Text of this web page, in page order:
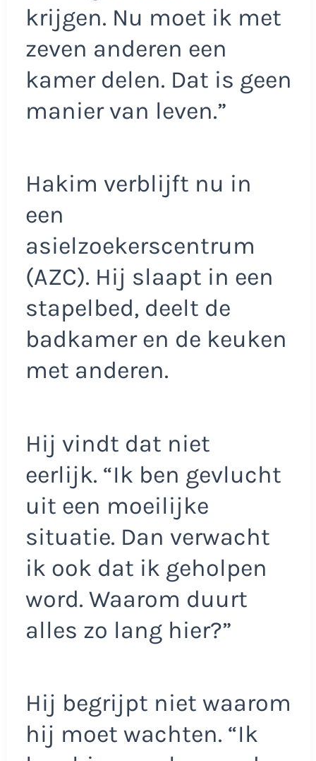
krijgen. Nu moet ik met
zeven anderen een
kamer delen. Dat is geen
manier van leven.”
Hakim verblijft nu in
een
asielzoekerscentrum
(AZC). Hij slaapt in een
stapelbed, deelt de
badkamer en de keuken
met anderen.
Hij vindt dat niet
eerlijk. “Ik ben gevlucht
uit een moeilijke
situatie. Dan verwacht
ik ook dat ik geholpen
word. Waarom duurt
alles zo lang hier?”
Hij begrijpt niet waarom
hij moet wachten. “Ik